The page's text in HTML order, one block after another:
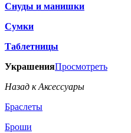
Снуды и манишки
Сумки
Таблетницы
УкрашенияПросмотреть
Назад к Аксессуары
Браслеты
Броши